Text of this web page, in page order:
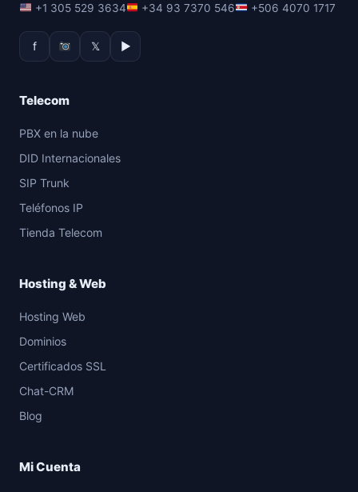
+1 305 529 3634 +34 93 7370 546 +506 4070 1717
f 𝕏 ▶
Telecom
PBX en la nube
DID Internacionales
SIP Trunk
Teléfonos IP
Tienda Telecom
Hosting & Web
Hosting Web
Dominios
Certificados SSL
Chat-CRM
Blog
Mi Cuenta